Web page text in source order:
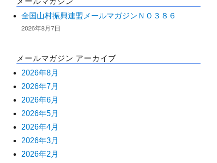
全国山村振興連盟メールマガジンＮＯ３８６
2026年8月7日
メールマガジン アーカイブ
2026年8月
2026年7月
2026年6月
2026年5月
2026年4月
2026年3月
2026年2月